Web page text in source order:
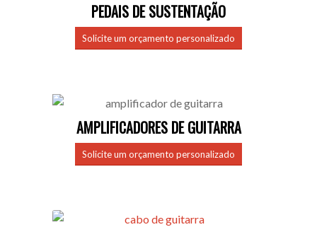
PEDAIS DE SUSTENTAÇÃO
Solicite um orçamento personalizado
AMPLIFICADORES DE GUITARRA
Solicite um orçamento personalizado